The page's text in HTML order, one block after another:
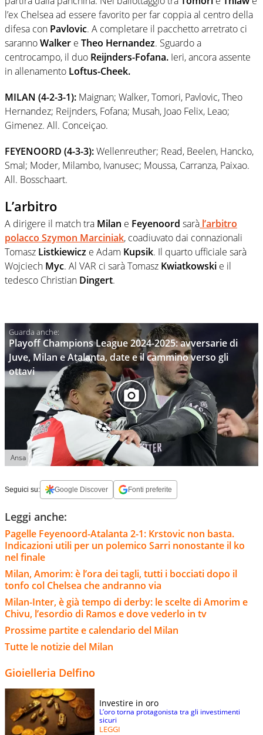
l’ex Chelsea ad essere favorito per far coppia al centro della
difesa con Pavlovic. A completare il pacchetto arretrato ci
sarannoWalker e Theo Hernandez. Sguardo a
centrocampo, il duo Reijnders-Fofana. Ieri, ancora assente
in allenamento Loftus-Cheek.
MILAN (4-2-3-1): Maignan; Walker, Tomori, Pavlovic, Theo
Hernandez; Reijnders, Fofana; Musah, Joao Felix, Leao;
Gimenez. All. Conceiçao.
FEYENOORD (4-3-3):Wellenreuther; Read, Beelen, Hancko,
Smal; Moder, Milambo, Ivanusec; Moussa, Carranza, Paixao.
All. Bosschaart.
L’arbitro
A dirigere il match tra Milan e Feyenoord sarà l’arbitro
polacco Szymon Marciniak, coadiuvato dai connazionali
Tomasz Listkiewicz e Adam Kupsik. Il quarto ufficiale sarà
Wojciech Myc. Al VAR ci sarà Tomasz Kwiatkowski e il
tedesco Christian Dingert.
Playoff Champions League 2024-2025: avversarie di
Juve, Milan e Atalanta, date e il cammino verso gli
ottavi
Ansa
Seguici su: Google Discover Fonti preferite
Leggi anche:
Pagelle Feyenoord-Atalanta 2-1: Krstovic non basta.
Indicazioni utili per un polemico Sarri nonostante il ko
nel finale
Milan, Amorim: è l’ora dei tagli, tutti i bocciati dopo il
tonfo col Chelsea che andranno via
Milan-Inter, è già tempo di derby: le scelte di Amorim e
Chivu, l’esordio di Ramos e dove vederlo in tv
Prossime partite e calendario del Milan
Tutte le notizie del Milan
Gioielleria Delfino
Investire in oro
L’oro torna protagonista tra gli investimenti
sicuri
LEGGI